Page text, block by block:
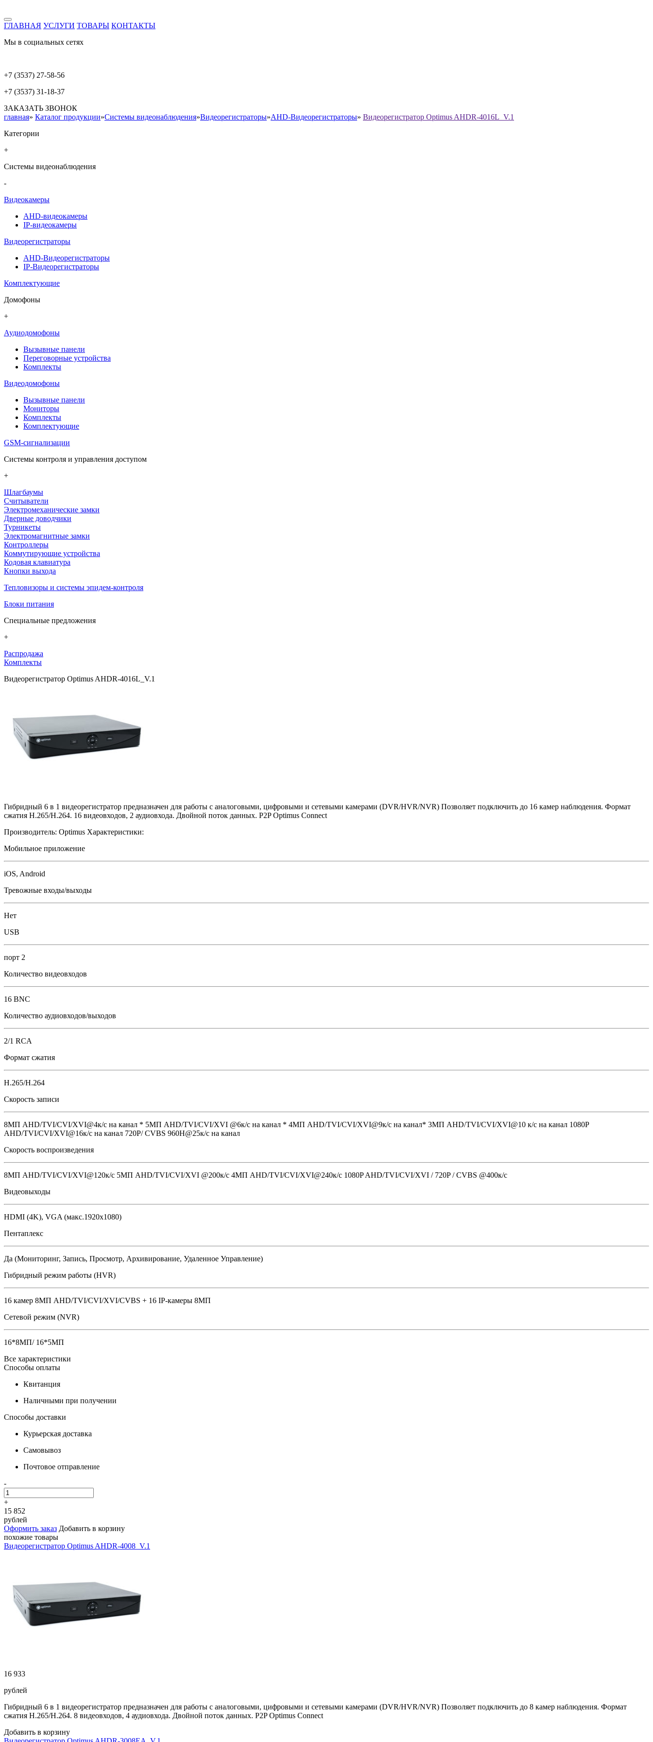
ГЛАВНАЯ УСЛУГИ ТОВАРЫ КОНТАКТЫ
Мы в социальных сетях
+7 (3537) 27-58-56
+7 (3537) 31-18-37
ЗАКАЗАТЬ ЗВОНОК
главная» Каталог продукции»Системы видеонаблюдения»Видеорегистраторы»AHD-Видеорегистраторы» Видеорегистратор Optimus AHDR-4016L_V.1
Категории
+
Системы видеонаблюдения
-
Видеокамеры
AHD-видеокамеры
IP-видеокамеры
Видеорегистраторы
AHD-Видеорегистраторы
IP-Видеорегистраторы
Комплектующие
Домофоны
+
Аудиодомофоны
Вызывные панели
Переговорные устройства
Комплекты
Видеодомофоны
Вызывные панели
Мониторы
Комплекты
Комплектующие
GSM-сигнализации
Системы контроля и управления доступом
+
Шлагбаумы
Считыватели
Электромеханические замки
Дверные доводчики
Турникеты
Электромагнитные замки
Контроллеры
Коммутирующие устройства
Кодовая клавиатура
Кнопки выхода
Тепловизоры и системы эпидем-контроля
Блоки питания
Специальные предложения
+
Распродажа
Комплекты
Видеорегистратор Optimus AHDR-4016L_V.1
Гибридный 6 в 1 видеорегистратор предназначен для работы с аналоговыми, цифровыми и сетевыми камерами (DVR/HVR/NVR) Позволяет подключить до 16 камер наблюдения. Формат
сжатия H.265/H.264. 16 видеовходов, 2 аудиовхода. Двойной поток данных. P2P Optimus Connect
Производитель: Optimus Характеристики:
Мобильное приложение
iOS, Android
Тревожные входы/выходы
Нет
USB
порт 2
Количество видеовходов
16 BNC
Количество аудиовходов/выходов
2/1 RCA
Формат сжатия
H.265/H.264
Скорость записи
8МП AHD/TVI/CVI/XVI@4к/с на канал * 5MП AHD/TVI/CVI/XVI @6к/с на канал * 4MП AHD/TVI/CVI/XVI@9к/с на канал* 3МП AHD/TVI/CVI/XVI@10 к/с на канал 1080P
AHD/TVI/CVI/XVI@16к/с на канал 720P/ CVBS 960Н@25к/с на канал
Скорость воспроизведения
8MП AHD/TVI/CVI/XVI@120к/с 5MП AHD/TVI/CVI/XVI @200к/c 4MП AHD/TVI/CVI/XVI@240к/с 1080P AHD/TVI/CVI/XVI / 720P / CVBS @400к/c
Видеовыходы
HDMI (4K), VGA (макс.1920х1080)
Пентаплекс
Да (Мониторинг, Запись, Просмотр, Архивирование, Удаленное Управление)
Гибридный режим работы (HVR)
16 камер 8MП AHD/TVI/CVI/XVI/CVBS + 16 IP-камеры 8MП
Сетевой режим (NVR)
16*8МП/ 16*5МП
Все характеристики
Способы оплаты
Квитанция
Наличными при получении
Способы доставки
Курьерская доставка
Самовывоз
Почтовое отправление
-
+
15 852
рублей
Оформить заказ Добавить в корзину
похожие товары
Видеорегистратор Optimus AHDR-4008_V.1
16 933
рублей
Гибридный 6 в 1 видеорегистратор предназначен для работы с аналоговыми, цифровыми и сетевыми камерами (DVR/HVR/NVR) Позволяет подключить до 8 камер наблюдения. Формат
сжатия H.265/H.264. 8 видеовходов, 4 аудиовхода. Двойной поток данных. P2P Optimus Connect
Добавить в корзину